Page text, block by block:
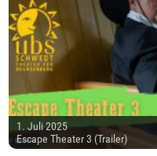
1. Juli 2025
Escape Theater 3 (Trailer)